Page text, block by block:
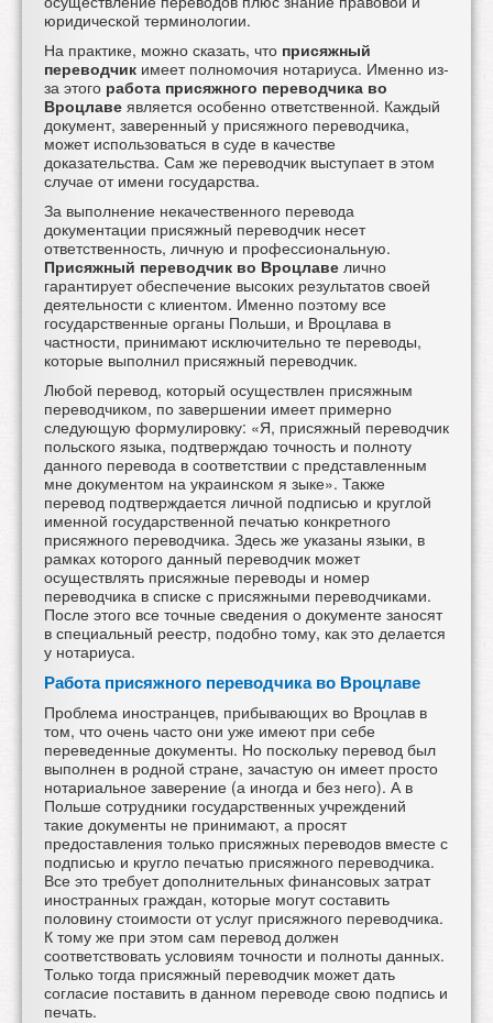
юридической терминологии.
На практике, можно сказать, что присяжный
переводчик имеет полномочия нотариуса. Именно из-
за этого работа присяжного переводчика во
Вроцлаве является особенно ответственной. Каждый
документ, заверенный у присяжного переводчика,
может использоваться в суде в качестве
доказательства. Сам же переводчик выступает в этом
случае от имени государства.
За выполнение некачественного перевода
документации присяжный переводчик несет
ответственность, личную и профессиональную.
Присяжный переводчик во Вроцлаве лично
гарантирует обеспечение высоких результатов своей
деятельности с клиентом. Именно поэтому все
государственные органы Польши, и Вроцлава в
частности, принимают исключительно те переводы,
которые выполнил присяжный переводчик.
Любой перевод, который осуществлен присяжным
переводчиком, по завершении имеет примерно
следующую формулировку: «Я, присяжный переводчик
польского языка, подтверждаю точность и полноту
данного перевода в соответствии с представленным
мне документом на украинском я зыке». Также
перевод подтверждается личной подписью и круглой
именной государственной печатью конкретного
присяжного переводчика. Здесь же указаны языки, в
рамках которого данный переводчик может
осуществлять присяжные переводы и номер
переводчика в списке с присяжными переводчиками.
После этого все точные сведения о документе заносят
в специальный реестр, подобно тому, как это делается
у нотариуса.
Работа присяжного переводчика во Вроцлаве
Проблема иностранцев, прибывающих во Вроцлав в
том, что очень часто они уже имеют при себе
переведенные документы. Но поскольку перевод был
выполнен в родной стране, зачастую он имеет просто
нотариальное заверение (а иногда и без него). А в
Польше сотрудники государственных учреждений
такие документы не принимают, а просят
предоставления только присяжных переводов вместе с
подписью и кругло печатью присяжного переводчика.
Все это требует дополнительных финансовых затрат
иностранных граждан, которые могут составить
половину стоимости от услуг присяжного переводчика.
К тому же при этом сам перевод должен
соответствовать условиям точности и полноты данных.
Только тогда присяжный переводчик может дать
согласие поставить в данном переводе свою подпись и
печать.